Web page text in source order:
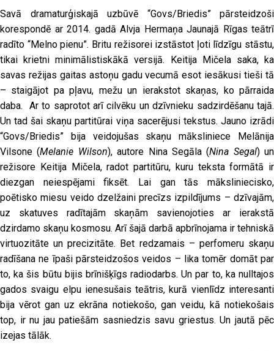
Savā dramaturģiskajā uzbūvē “Govs/Briedis” pārsteidzoši
korespondē ar 2014. gadā Alvja Hermaņa Jaunajā Rīgas teātrī
radīto “Melno pienu”. Britu režisorei izstāstot ļoti līdzīgu stāstu,
tikai krietni minimālistiskākā versijā. Keitija Mičela saka, ka
savas režijas gaitas astoņu gadu vecumā esot iesākusi tieši tā
– staigājot pa pļavu, mežu un ierakstot skaņas, ko pārraida
daba. Ar to saprotot arī cilvēku un dzīvnieku sadzirdēšanu tajā.
Un tad šai skaņu partitūrai viņa sacerējusi tekstus. Jauno izrādi
“Govs/Briedis” bija veidojušas skaņu māksliniece Melānija
Vilsone (Melanie Wilson), autore Nina Segāla (Nina Segal) un
režisore Keitija Mičela, radot partitūru, kuru teksta formātā ir
diezgan neiespējami fiksēt. Lai gan tās māksliniecisko,
poētisko miesu veido dzelžaini precīzs izpildījums – dzīvajām,
uz skatuves radītajām skaņām savienojoties ar ierakstā
dzirdamo skaņu kosmosu. Arī šajā darbā apbrīnojama ir tehniskā
virtuozitāte un precizitāte. Bet redzamais – perfomeru skaņu
radīšana ne īpaši pārsteidzošos veidos – lika tomēr domāt par
to, ka šis būtu bijis brīnišķīgs radiodarbs. Un par to, ka nulltajos
gados svaigu elpu ienesušais teātris, kurā vienlīdz interesanti
bija vērot gan uz ekrāna notiekošo, gan veidu, kā notiekošais
top, ir nu jau patiešām sasniedzis savu griestus. Un jautā pēc
izejas tālāk.